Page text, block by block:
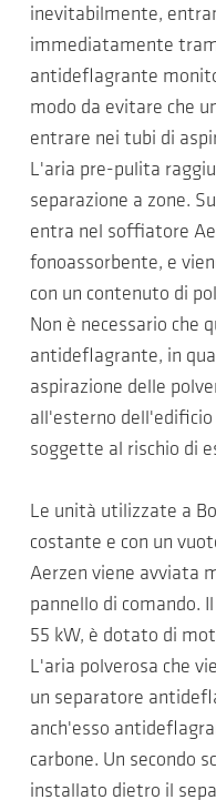
inevitabilmente,
immediatamente
antideflagrante
modo da evitare che
entrare nei tubi di
L'aria pre-pulita
separazione a zone.
entra nel soffiatore
fonoassorbente, e
con un contenuto di
Non è necessario che
antideflagrante, in
aspirazione delle
all'esterno
soggette al rischio di
Le unità utilizzate a
costante e con un
Aerzen viene avviata
pannello di comando.
55 kW, è dotato di
L'aria polverosa che
un separatore
anch'esso
carbone. Un secondo
installato dietro il